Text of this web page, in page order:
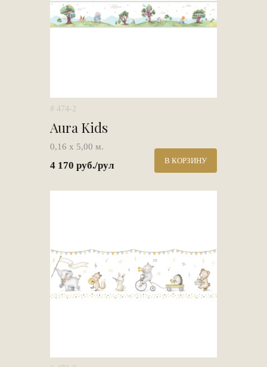
# 474-2
Aura Kids
0,16 х 5,00 м.
4 170 руб./рул В КОРЗИНУ